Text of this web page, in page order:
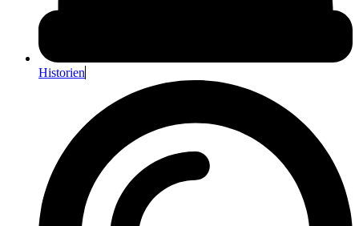
Historien